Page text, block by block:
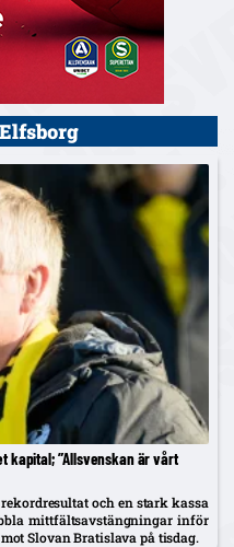
kapital; ”Allsvenskan är vårt
och en stark kassa
mittfältsavstängningar inför
Slovan Bratislava på tisdag.